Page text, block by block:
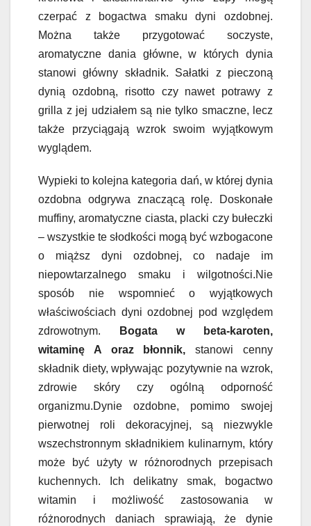
czerpać z bogactwa smaku dyni ozdobnej.
Można także przygotować soczyste,
aromatyczne dania główne, w których dynia
stanowi główny składnik. Sałatki z pieczoną
dynią ozdobną, risotto czy nawet potrawy z
grilla z jej udziałem są nie tylko smaczne, lecz
także przyciągają wzrok swoim wyjątkowym
wyglądem.
Wypieki to kolejna kategoria dań, w której dynia
ozdobna odgrywa znaczącą rolę. Doskonałe
muffiny, aromatyczne ciasta, placki czy bułeczki
– wszystkie te słodkości mogą być wzbogacone
o miąższ dyni ozdobnej, co nadaje im
niepowtarzalnego smaku i wilgotności.Nie
sposób nie wspomnieć o wyjątkowych
właściwościach dyni ozdobnej pod względem
zdrowotnym.
Bogata w beta-karoten,
witaminę A oraz błonnik, stanowi cenny
składnik diety, wpływając pozytywnie na wzrok,
zdrowie skóry czy ogólną odporność
organizmu.Dynie ozdobne, pomimo swojej
pierwotnej roli dekoracyjnej, są niezwykle
wszechstronnym składnikiem kulinarnym, który
może być użyty w różnorodnych przepisach
kuchennych. Ich delikatny smak, bogactwo
witamin i możliwość zastosowania w
różnorodnych daniach sprawiają, że dynie